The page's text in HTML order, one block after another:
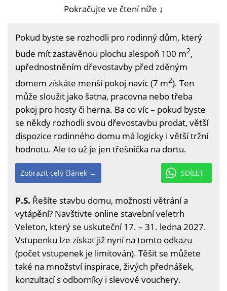
Pokračujte ve čtení níže ↓
Pokud byste se rozhodli pro rodinný dům, který
bude mít zastavěnou plochu alespoň 100 m2,
upřednostněním dřevostavby před zděným
domem získáte menší pokoj navíc (7 m2). Ten
může sloužit jako šatna, pracovna nebo třeba
pokoj pro hosty či herna. Ba co víc – pokud byste
se někdy rozhodli svou dřevostavbu prodat, větší
dispozice rodinného domu má logicky i větší tržní
hodnotu. Ale to už je jen třešnička na dortu.
SDÍLET
Zobrazit celý článek →
P.S. Řešíte stavbu domu, možnosti větrání a
vytápění? Navštivte online stavební veletrh
Veleton, který se uskuteční 17. – 31. ledna 2027.
Vstupenku lze získat již nyní na tomto odkazu
(počet vstupenek je limitován). Těšit se můžete
také na množství inspirace, živých přednášek,
konzultací s odborníky i slevové vouchery.